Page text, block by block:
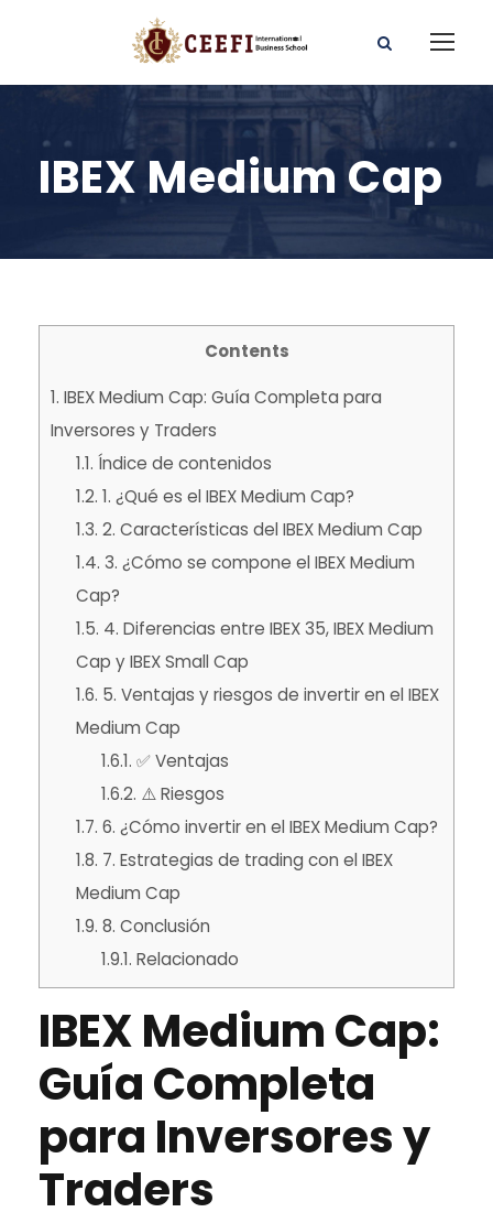
IBEX Medium Cap
Contents
1. IBEX Medium Cap: Guía Completa para
Inversores y Traders
1.1. Índice de contenidos
1.2. 1. ¿Qué es el IBEX Medium Cap?
1.3. 2. Características del IBEX Medium Cap
1.4. 3. ¿Cómo se compone el IBEX Medium
Cap?
1.5. 4. Diferencias entre IBEX 35,IBEX Medium
Cap yIBEX Small Cap
1.6. 5. Ventajas y riesgos de invertir en el IBEX
Medium Cap
1.6.1. ✅ Ventajas
1.6.2. ⚠️ Riesgos
1.7. 6. ¿Cómo invertir en el IBEX Medium Cap?
1.8. 7. Estrategias de trading con el IBEX
Medium Cap
1.9. 8. Conclusión
1.9.1. Relacionado
IBEX Medium Cap:
Guía Completa
para Inversores y
Traders